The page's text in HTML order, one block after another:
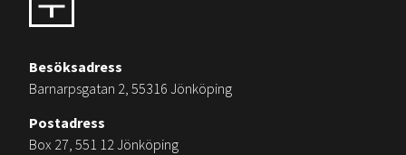
Besöksadress
Barnarpsgatan 2, 55316 Jönköping
Postadress
Box 27, 551 12 Jönköping